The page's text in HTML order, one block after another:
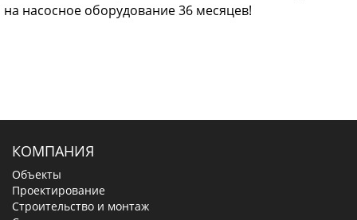
на насосное оборудование 36 месяцев!
КОМПАНИЯ
Объекты
Проектирование
Строительство и монтаж